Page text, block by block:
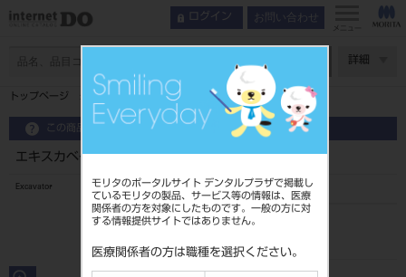
モリタのポータルサイト デンタルプラザで掲載し
ているモリタの製品、サービス等の情報は、医療
関係者の方を対象にしたものです。一般の方に対
する情報提供サイトではありません。
医療関係者の方は職種を選択ください。
ログイン お問い合わせ
メニュー
詳細
トップページ エキスカベーター 角柄 ＃1
この商品に関するお問い合わせ
エキスカベーター 角柄 ＃1
Excavator
品目コード